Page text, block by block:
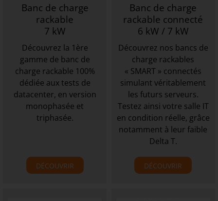
Banc de charge
rackable
7 kW
Découvrez la 1ère
gamme de banc de
charge rackable 100%
dédiée aux tests de
datacenter, en version
monophasée et
triphasée.
DÉCOUVRIR
Banc de charge
rackable connecté
6 kW / 7 kW
Découvrez nos bancs de
charge rackables
« SMART » connectés
simulant véritablement
les futurs serveurs.
Testez ainsi votre salle IT
en condition réelle, grâce
notamment à leur faible
Delta T.
DÉCOUVRIR